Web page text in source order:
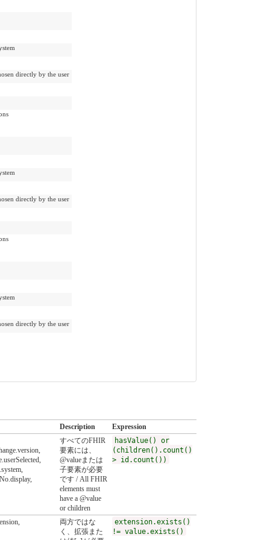
directly by the user
directly by the user
directly by the user
Description
Expression
すべてのFHIR
要素には、
@valueまたは
子要素が必要
です / All FHIR
elements must
have a @value
or children
hasValue() or
(children().count()
> id.count())
両方ではな
く、拡張また
extension.exists()
!= value.exists()